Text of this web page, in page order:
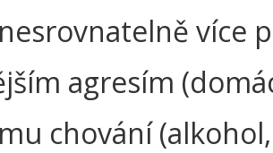
více
agresím
chování